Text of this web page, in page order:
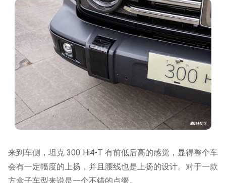
来到车侧，坦克 300 Hi4-T 有前低后高的感觉，显得整个车
会有一定幅度的上扬，并且腰线也是上扬的设计。对于一款
方盒子车型来说是一个不错的点缀。